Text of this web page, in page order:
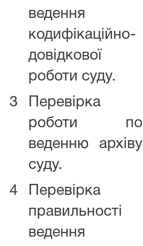
ведення
кодифікаційно-
довідкової
роботи суду.
3
Перевірка
роботи по
веденню архіву
суду.
4
Перевірка
правильності
ведення